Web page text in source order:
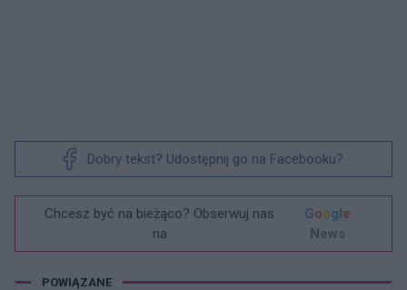
Dobry tekst? Udostępnij go na Facebooku?
Chcesz być na bieżąco? Obserwuj nas
na
Google
News
POWIĄZANE